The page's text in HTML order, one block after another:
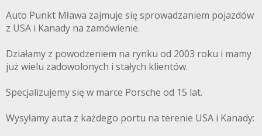
Auto Punkt Mława zajmuje się sprowadzaniem pojazdów
z USA i Kanady na zamówienie.
Działamy z powodzeniem na rynku od 2003 roku i mamy
już wielu zadowolonych i stałych klientów.
Specjalizujemy się w marce Porsche od 15 lat.
Wysyłamy auta z każdego portu na terenie USA i Kanady: